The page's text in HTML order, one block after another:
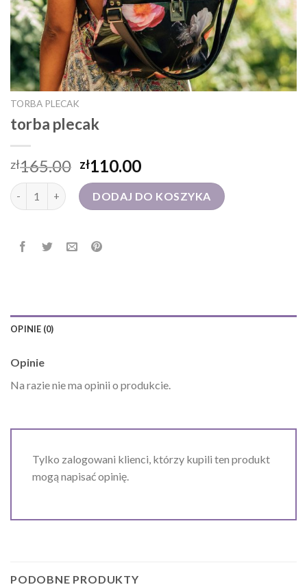
TORBA PLECAK
torba plecak
zł165.00 zł110.00
ilość torba plecak DODAJ DO KOSZYKA
OPINIE (0)
Opinie
Na razie nie ma opinii o produkcie.
Tylko zalogowani klienci, którzy kupili ten produkt
mogą napisać opinię.
PODOBNE PRODUKTY